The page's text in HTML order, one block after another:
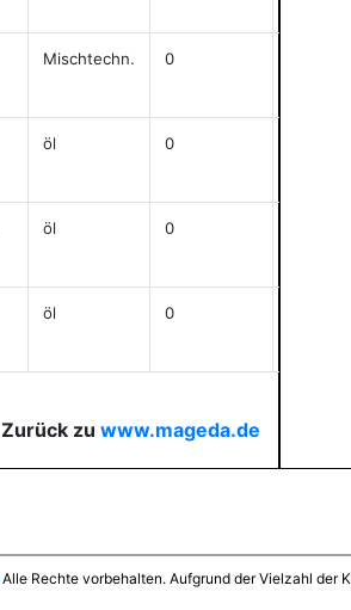
Mischtechn. 0
öl 0
öl 0
öl 0
Zurück zu www.mageda.de
Alle Rechte vorbehalten. Aufgrund der Vielzahl der